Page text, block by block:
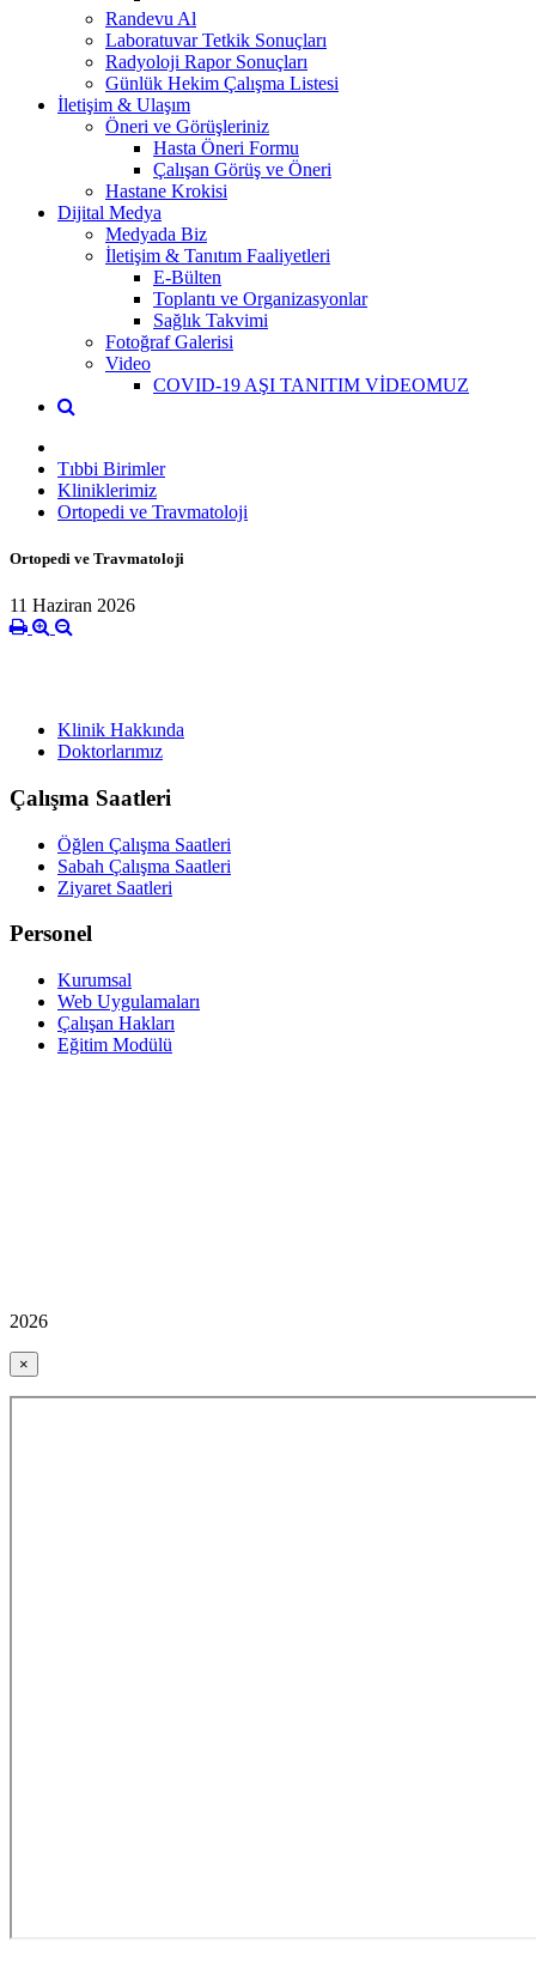
Randevu Al
Laboratuvar Tetkik Sonuçları
Radyoloji Rapor Sonuçları
Günlük Hekim Çalışma Listesi
İletişim & Ulaşım
Öneri ve Görüşleriniz
Hasta Öneri Formu
Çalışan Görüş ve Öneri
Hastane Krokisi
Dijital Medya
Medyada Biz
İletişim & Tanıtım Faaliyetleri
E-Bülten
Toplantı ve Organizasyonlar
Sağlık Takvimi
Fotoğraf Galerisi
Video
COVID-19 AŞI TANITIM VİDEOMUZ
Tıbbi Birimler
Kliniklerimiz
Ortopedi ve Travmatoloji
Ortopedi ve Travmatoloji
11 Haziran 2026
Klinik Hakkında
Doktorlarımız
Çalışma Saatleri
Öğlen Çalışma Saatleri
Sabah Çalışma Saatleri
Ziyaret Saatleri
Personel
Kurumsal
Web Uygulamaları
Çalışan Hakları
Eğitim Modülü
2026
×